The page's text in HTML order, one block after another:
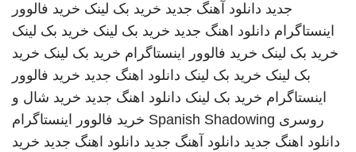
جدید دانلود آهنگ جدید خرید بک لینک خرید فالوور
اینستاگرام دانلود اهنگ جدید خرید بک لینک خرید بک لینک
خرید بک لینک خرید فالوور اینستاگرام خرید بک لینک خرید
بک لینک خرید بک لینک دانلود اهنگ جدید خرید فالوور
اینستاگرام خرید بک لینک دانلود اهنگ جدید خرید شال و
روسری Spanish Shadowing خرید فالوور اینستاگرام
دانلود اهنگ جدید دانلود آهنگ جدید دانلود اهنگ جدید خرید